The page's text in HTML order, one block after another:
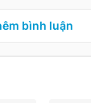
bình luận